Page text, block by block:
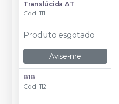
Translúcida AT
Cód. 111
Produto esgotado
Avise-me
B1B
Cód. 112